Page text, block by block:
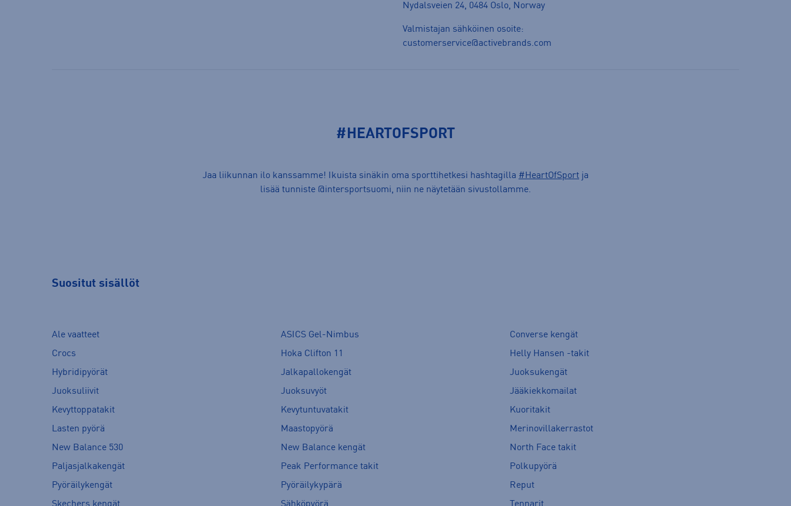
Nydalsveien 24, 0484 Oslo, Norway
Valmistajan sähköinen osoite:
customerservice@activebrands.com
#HEARTOFSPORT
Jaa liikunnan ilo kanssamme! Ikuista sinäkin oma sporttihetkesi hashtagilla #HeartOfSport ja
lisää tunniste @intersportsuomi, niin ne näytetään sivustollamme.
Suositut sisällöt
Ale vaatteet ASICS Gel-Nimbus
Converse kengät
Crocs
Hoka Clifton 11
Helly Hansen -takit
Hybridipyörät
Jalkapallokengät
Juoksukengät
Juoksuliivit
Juoksuvyöt
Jääkiekkomailat
Kevyttoppatakit
Kevytuntuvatakit
Kuoritakit
Lasten pyörä
Maastopyörä
Merinovillakerrastot
New Balance 530
New Balance kengät
North Face takit
Paljasjalkakengät
Peak Performance takit
Polkupyörä
Pyöräilykengät
Pyöräilykypärä
Reput
Skechers kengät
Sähköpyörä Tennarit